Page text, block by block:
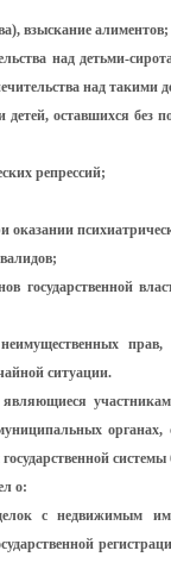
взыскание алиментов;
над детьми-
над такими
оставшихся без
репрессий;
оказании
государственной
ситуации.
о:
с недвижимым